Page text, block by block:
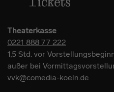
Tickets
Theaterkasse
0221 888 77 222
1,5 Std. vor
außer bei
vvk@comedia-koeln.de